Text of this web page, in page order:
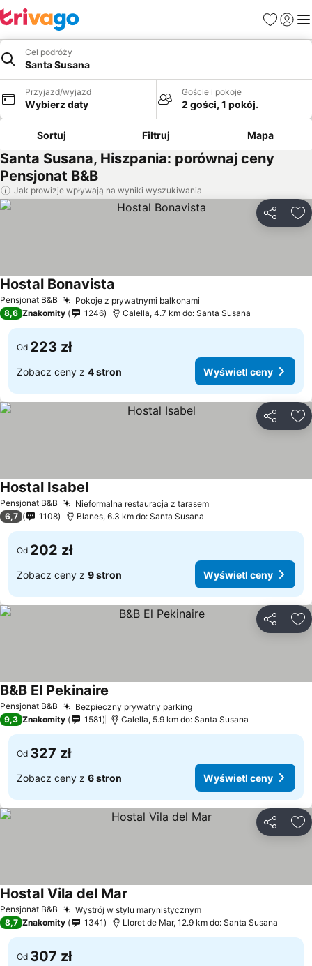
Ulubione
Cel podróży
Santa Susana
Przyjazd/wyjazd
Wybierz daty
Goście i pokoje
2 gości, 1 pokój.
Sortuj Filtruj Mapa
Santa Susana, Hiszpania: porównaj ceny
Pensjonat B&B
Jak prowizje wpływają na wyniki wyszukiwania
Pensjonat B&B Pokoje z prywatnymi balkonami
Hostal Bonavista
8,6 Znakomity 1246 Calella, 4.7 km do: Santa Susana
Od 223 zł
Zobacz ceny z 4 stron Wyświetl ceny
Pensjonat B&B Nieformalna restauracja z tarasemWyświetl ceny
Hostal IsabelWyświetl ceny
6,7 1108 Blanes, 6.3 km do: Santa Susana
Od 202 zł
Zobacz ceny z 9 stron Wyświetl ceny
Pensjonat B&B Bezpieczny prywatny parkingWyświetl ceny
B&B El Pekinaire
9,3 Znakomity 1581 Calella, 5.9 km do: Santa Susana
Od 327 zł
Zobacz ceny z 6 stron Wyświetl ceny
Pensjonat B&B Wystrój w stylu marynistycznymWyświetl ceny
Hostal Vila del Mar
8,7 Znakomity 1341 Lloret de Mar, 12.9 km do: Santa Susana
Od 307 zł